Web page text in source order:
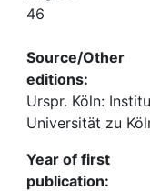
46
Source/Other
editions:
Urspr. Köln:
Universität zu
Year of first
publication: